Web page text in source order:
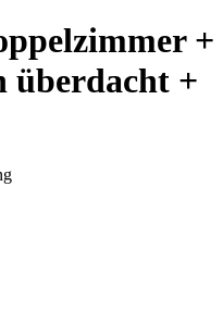
+
überdacht +